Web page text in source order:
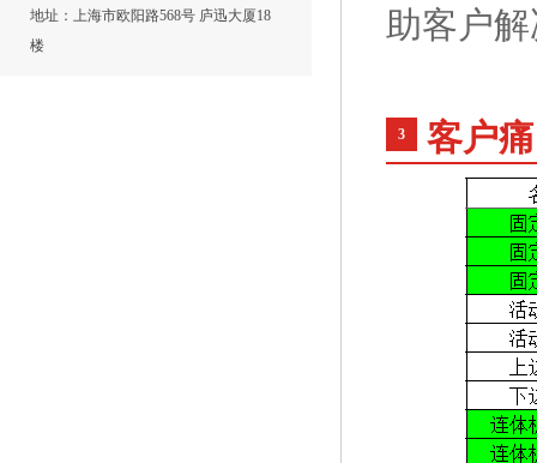
地址：上海市欧阳路568号 庐迅大厦18
楼
助客户
3 客户